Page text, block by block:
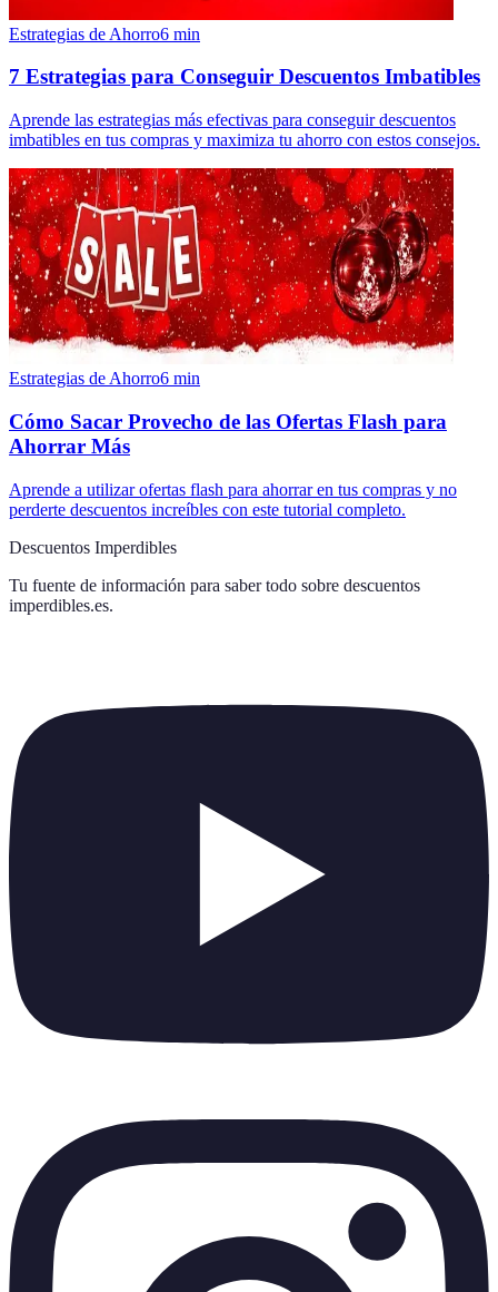
Estrategias de Ahorro6 min
7 Estrategias para Conseguir Descuentos Imbatibles
Aprende las estrategias más efectivas para conseguir descuentos
imbatibles en tus compras y maximiza tu ahorro con estos consejos.
Estrategias de Ahorro6 min
Cómo Sacar Provecho de las Ofertas Flash para
Ahorrar Más
Aprende a utilizar ofertas flash para ahorrar en tus compras y no
perderte descuentos increíbles con este tutorial completo.
Descuentos Imperdibles
Tu fuente de información para saber todo sobre descuentos
imperdibles.es.